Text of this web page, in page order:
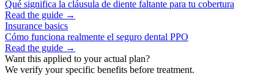
Qué significa la cláusula de diente faltante para tu cobertura
Read the guide →
Insurance basics
Cómo funciona realmente el seguro dental PPO
Read the guide →
Want this applied to your actual plan?
We verify your specific benefits before treatment.